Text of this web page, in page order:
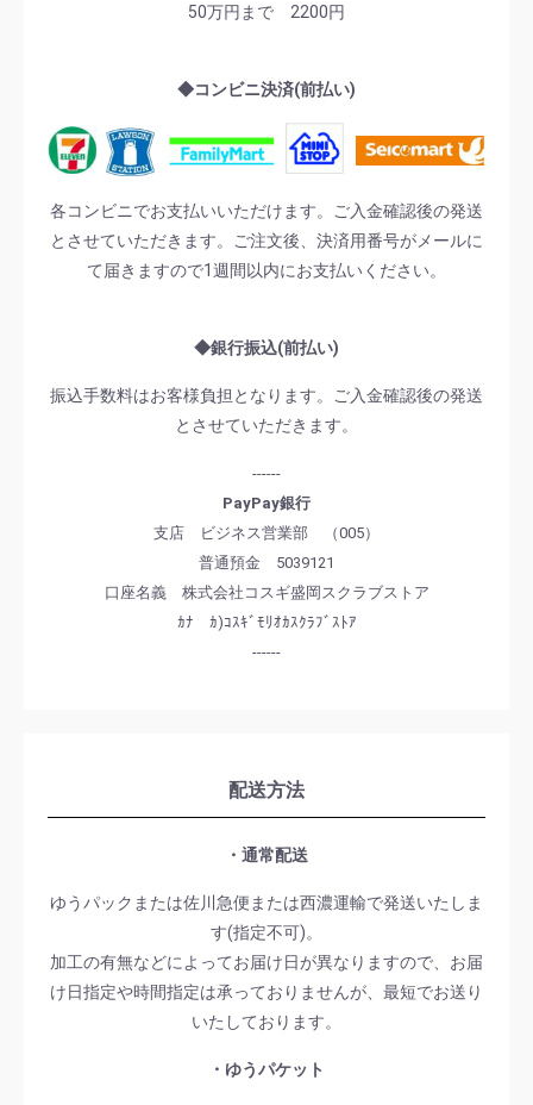
50万円まで 2200円
◆コンビニ決済(前払い)
各コンビニでお支払いいただけます。ご入金確認後の発送
とさせていただきます。ご注文後、決済用番号がメールに
て届きますので1週間以内にお支払いください。
◆銀行振込(前払い)
振込手数料はお客様負担となります。ご入金確認後の発送
とさせていただきます。
------
PayPay銀行
支店 ビジネス営業部 （005）
普通預金 5039121
口座名義 株式会社コスギ盛岡スクラブストア
ｶﾅ ｶ)ｺｽｷﾞﾓﾘｵｶｽｸﾗﾌﾞｽﾄｱ
------
配送方法
・通常配送
ゆうパックまたは佐川急便または西濃運輸で発送いたしま
す(指定不可)。
加工の有無などによってお届け日が異なりますので、お届
け日指定や時間指定は承っておりませんが、最短でお送り
いたしております。
・ゆうパケット